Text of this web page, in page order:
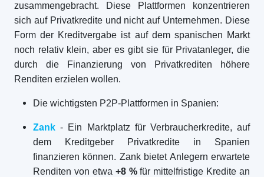
zusammengebracht. Diese Plattformen konzentrieren
sich auf Privatkredite und nicht auf Unternehmen. Diese
Form der Kreditvergabe ist auf dem spanischen Markt
noch relativ klein, aber es gibt sie für Privatanleger, die
durch die Finanzierung von Privatkrediten höhere
Renditen erzielen wollen.
Die wichtigsten P2P-Plattformen in Spanien:
Zank - Ein Marktplatz für Verbraucherkredite, auf
dem Kreditgeber Privatkredite in Spanien
finanzieren können. Zank bietet Anlegern erwartete
Renditen von etwa +8 %für mittelfristige Kredite an